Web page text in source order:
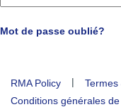
Mot de passe oublié?
RMA Policy | Termes
Conditions générales